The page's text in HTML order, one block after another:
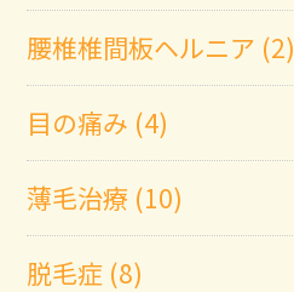
腰椎椎間板ヘルニア (2)
目の痛み (4)
薄毛治療 (10)
脱毛症 (8)